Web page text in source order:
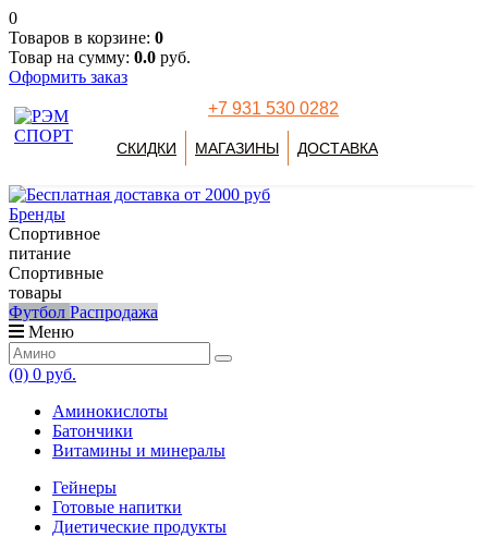
0
Товаров в корзине: 0
Товар на сумму: 0.0 руб.
Оформить заказ
+7 931 530 0282
СКИДКИ МАГАЗИНЫ ДОСТАВКА
Бренды
Спортивное
питание
Спортивные
товары
Футбол Распродажа
Меню
(0) 0 руб.
Аминокислоты
Батончики
Витамины и минералы
Гейнеры
Готовые напитки
Диетические продукты